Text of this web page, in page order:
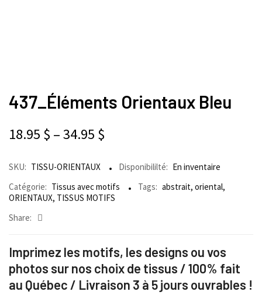
437_Éléments Orientaux Bleu
18.95 $ –34.95 $
SKU: TISSU-ORIENTAUX Disponibililté: En inventaire
Catégorie: Tissus avec motifs Tags: abstrait, oriental,
ORIENTAUX, TISSUS MOTIFS
Share:
Imprimez les motifs, les designs ou vos
photos sur nos choix de tissus / 100% fait
au Québec / Livraison 3 à 5 jours ouvrables !